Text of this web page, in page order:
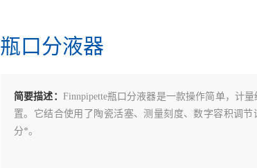
瓶口分液器
简要描述： Finnpipette瓶口分液器是一款操作简单，计
置。它结合使用了陶瓷活塞、测量刻度、数字容积调节
分*。